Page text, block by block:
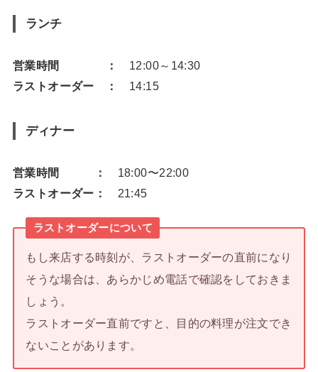
ランチ
営業時間 ：
12:00～14:30
ラストオーダー ：
14:15
ディナー
営業時間 ： 18:00〜22:00
ラストオーダー：
21:45
ラストオーダーについて
もし来店する時刻が、ラストオーダーの直前になり
そうな場合は、あらかじめ電話で確認をしておきま
しょう。
ラストオーダー直前ですと、目的の料理が注文でき
ないことがあります。